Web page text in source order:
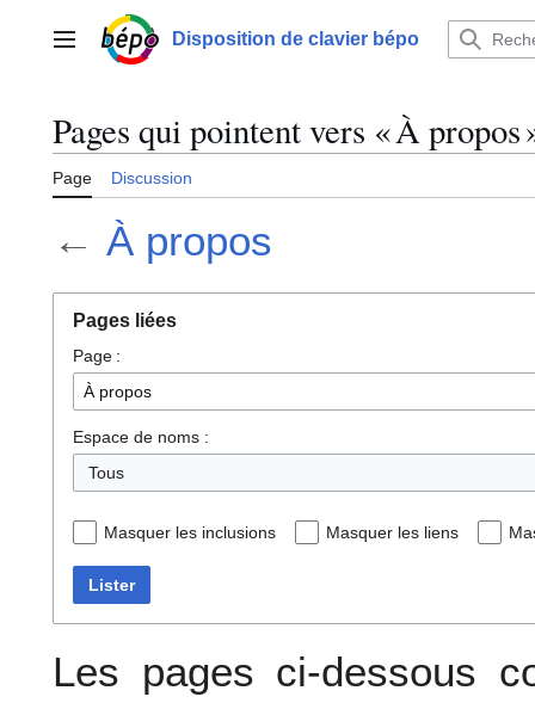
contenuMenu principalDisposition de clavier bépo
Pages qui pointent vers « À propos
Page Discussion
← À propos
Pages liées
Page :
Espace de noms :
Tous
Masquer les inclusions Masquer les liens
Lister
Les pages ci-dessous